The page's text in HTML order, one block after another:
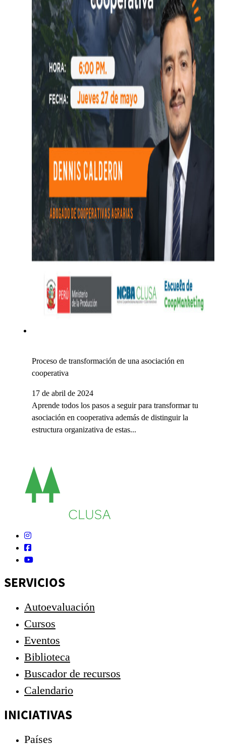
Proceso de transformación de una asociación en
cooperativa
17 de abril de 2024
Aprende todos los pasos a seguir para transformar tu
asociación en cooperativa además de distinguir la
estructura organizativa de estas...
SERVICIOS
Autoevaluación
Cursos
Eventos
Biblioteca
Buscador de recursos
Calendario
INICIATIVAS
Países